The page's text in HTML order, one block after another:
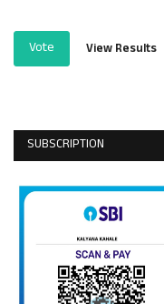
Vote View Results
SUBSCRIPTION